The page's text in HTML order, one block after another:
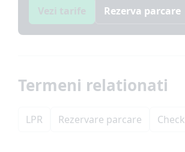
Vezi tarife Rezerva parcare
Termeni relationati
LPR Rezervare parcare